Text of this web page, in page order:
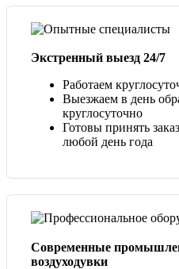
Экстренный выезд 24/7
Работаем
Выезжаем в день
круглосуточно
Готовы принять
любой день года
Современные
воздуходувки